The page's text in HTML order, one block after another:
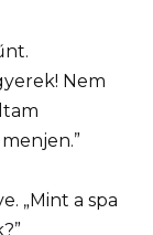
Nem
„Mint a spa